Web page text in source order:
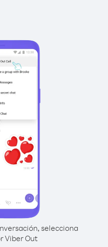
selecciona
Viber Out